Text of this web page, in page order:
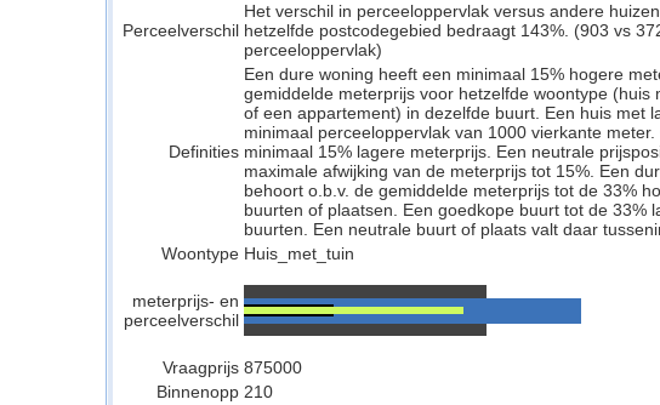
Perceelverschil
Het verschil in perceeloppervlak versus andere
hetzelfde postcodegebied bedraagt 143%. (903 vs
perceeloppervlak)
Definities
Een dure woning heeft een minimaal 15% hogere
gemiddelde meterprijs voor hetzelfde woontype (huis
of een appartement) in dezelfde buurt. Een huis met
minimaal perceeloppervlak van 1000 vierkante
minimaal 15% lagere meterprijs. Een neutrale
maximale afwijking van de meterprijs tot 15%. Een
behoort o.b.v. de gemiddelde meterprijs tot de 33%
buurten of plaatsen. Een goedkope buurt tot de 33%
buurten. Een neutrale buurt of plaats valt daar
Woontype Huis_met_tuin
meterprijs- en
perceelverschil
Vraagprijs 875000
Binnenopp 210